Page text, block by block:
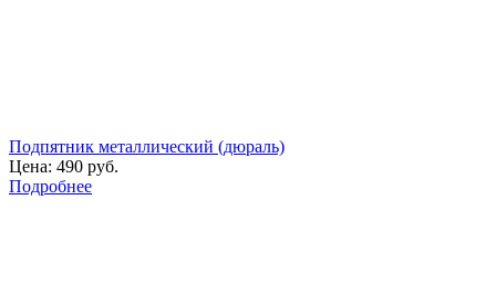
Подпятник металлический (дюраль)
Цена: 490 руб.
Подробнее